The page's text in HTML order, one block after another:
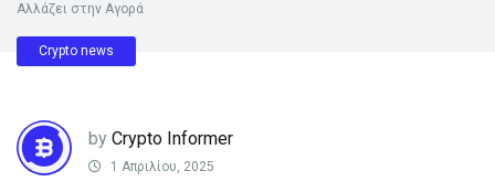
Αλλάζει στην Αγορά
Crypto news
by Crypto Informer
1 Απριλίου, 2025